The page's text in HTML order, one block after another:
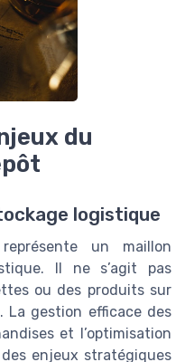
du
logistique
un maillon
Il ne s’agit pas
ou des produits sur
La gestion efficace des
et l’optimisation
enjeux stratégiques